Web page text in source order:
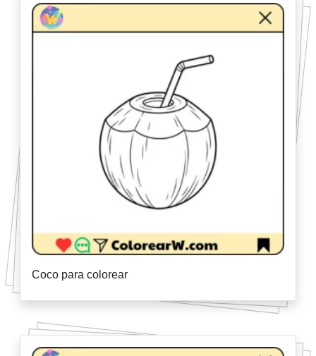
Coco para colorear